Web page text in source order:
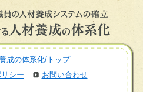
成の体系化/トップ
シー お問い合わせ